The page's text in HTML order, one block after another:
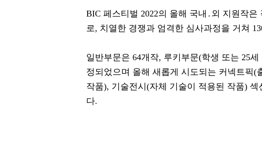
BIC 페스티벌 2022의 올해 국내․외 지원작은
로, 치열한 경쟁과 엄격한 심사과정을 거쳐
일반부문은 64개작, 루키부문(학생 또는 25
정되었으며 올해 새롭게 시도되는 커넥트픽(
작품), 기술전시(자체 기술이 적용된 작품)
다.